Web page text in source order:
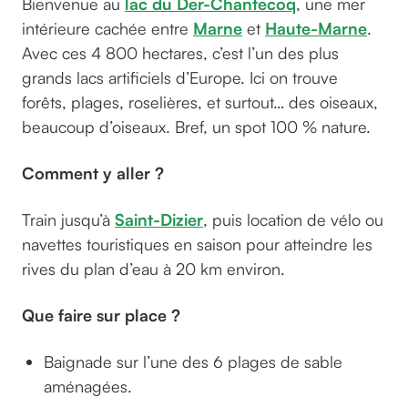
intérieure cachée entre Marne et Haute-Marne.
Avec ces 4 800 hectares, c’est l’un des plus
grands lacs artificiels d’Europe. Ici on trouve
forêts, plages, roselières, et surtout… des oiseaux,
beaucoup d’oiseaux. Bref, un spot 100 % nature.
Comment y aller ?
Train jusqu’à Saint-Dizier, puis location de vélo ou
navettes touristiques en saison pour atteindre les
rives du plan d’eau à 20 km environ.
Que faire sur place ?
Baignade sur l’une des 6 plages de sable
aménagées.